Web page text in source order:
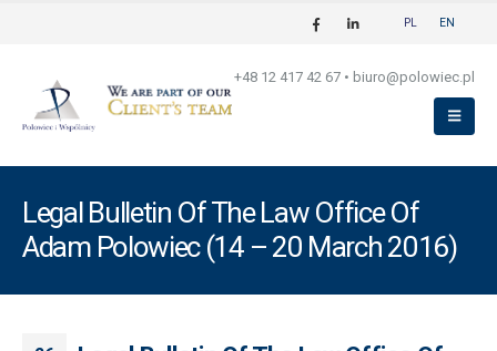
PL EN
+48 12 417 42 67 • biuro@polowiec.pl
Legal Bulletin Of The Law Office Of
Adam Polowiec (14 – 20 March 2016)